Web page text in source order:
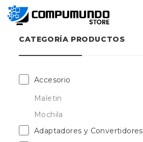
CATEGORÍA PRODUCTOS
Accesorio
Maletin
Mochila
Adaptadores y Convertidores